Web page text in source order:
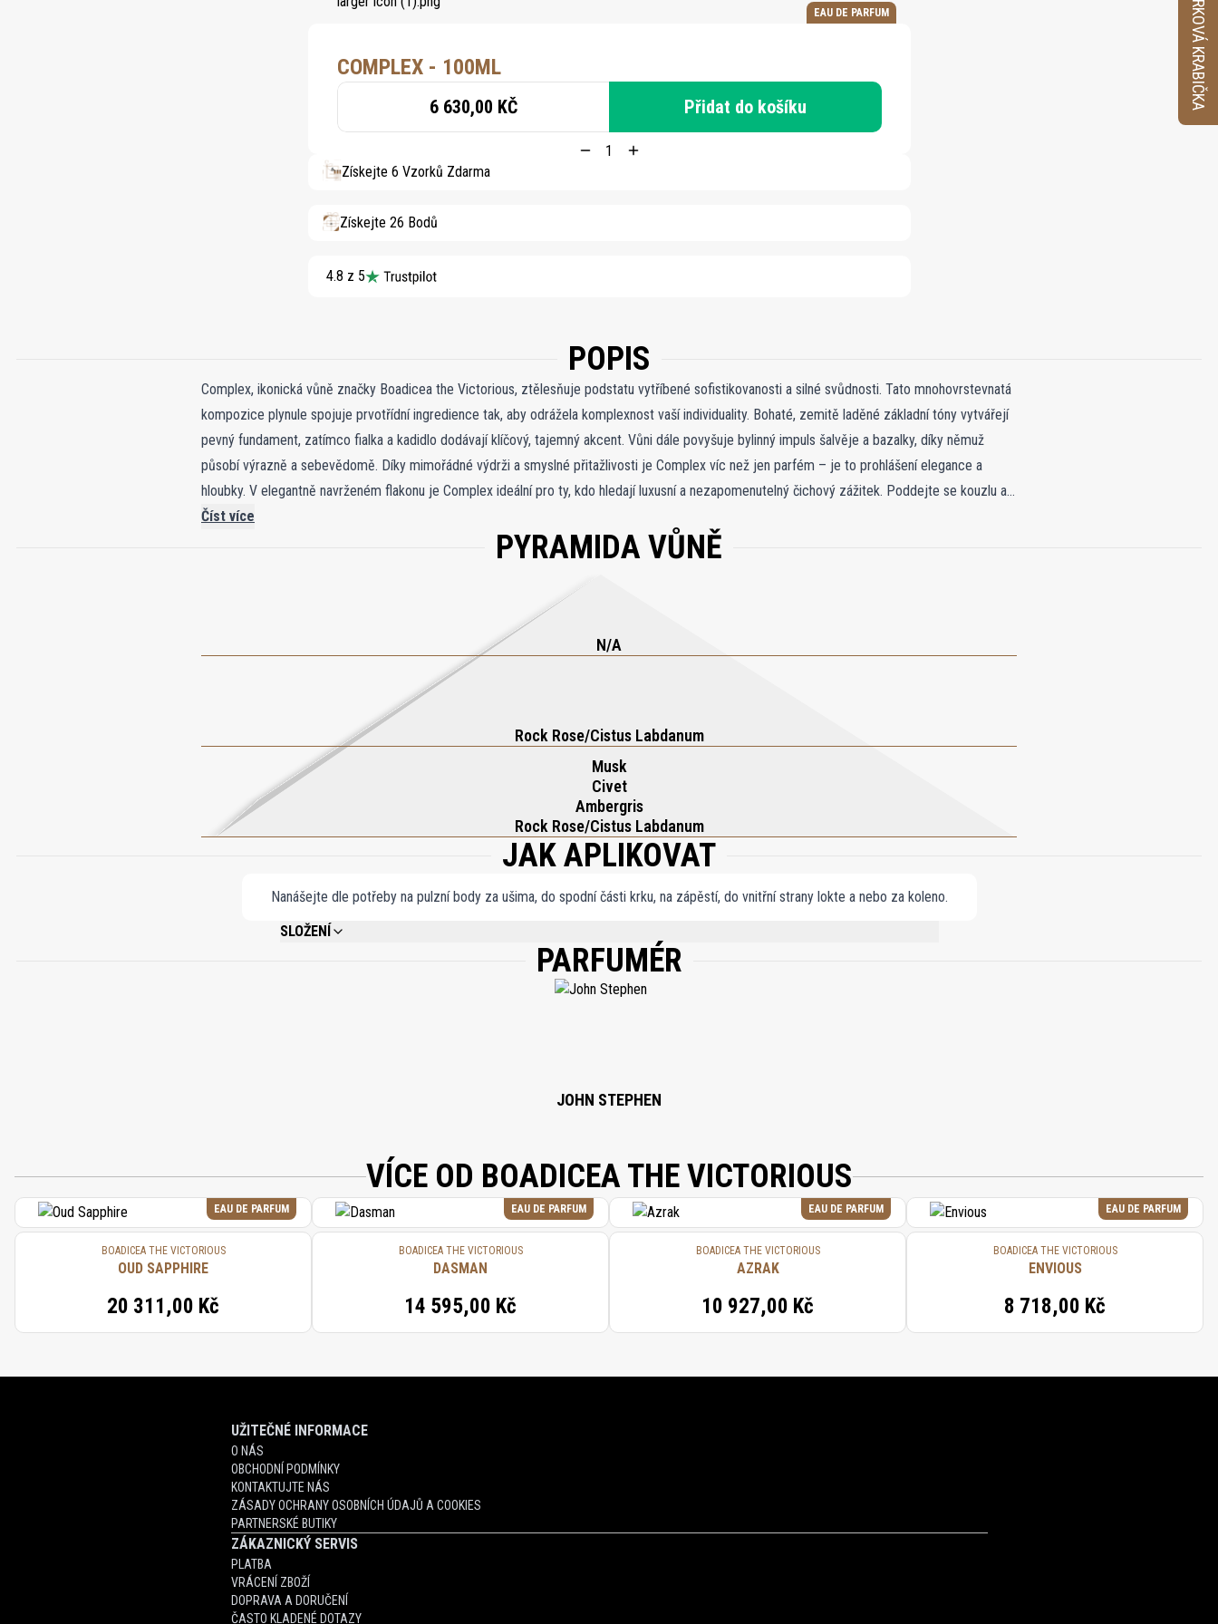
EAU DE PARFUM
COMPLEX - 100ML
6 630,00 KČ Přidat do košíku
Získejte 6 Vzorků Zdarma
Získejte 26 Bodů
4.8 z 5
POPIS
Complex, ikonická vůně značky Boadicea the Victorious, ztělesňuje podstatu vytříbené sofistikovanosti a silné svůdnosti. Tato mnohovrstevnatá
kompozice plynule spojuje prvotřídní ingredience tak, aby odrážela komplexnost vaší individuality. Bohaté, zemitě laděné základní tóny vytvářejí
pevný fundament, zatímco fialka a kadidlo dodávají klíčový, tajemný akcent. Vůni dále povyšuje bylinný impuls šalvěje a bazalky, díky němuž
působí výrazně a sebevědomě. Díky mimořádné výdrži a smyslné přitažlivosti je Complex víc než jen parfém – je to prohlášení elegance a
hloubky. V elegantně navrženém flakonu je Complex ideální pro ty, kdo hledají luxusní a nezapomenutelný čichový zážitek. Poddejte se kouzlu a
propracovanosti Complex: s každým stříknutím se odhalí nová vrstva sofistikovanosti.
Číst více
PYRAMIDA VŮNĚ
N/A
Rock Rose/Cistus Labdanum
Musk
Civet
Ambergris
Rock Rose/Cistus Labdanum
JAK APLIKOVAT
Nanášejte dle potřeby na pulzní body za ušima, do spodní části krku, na zápěstí, do vnitřní strany lokte a nebo za koleno.
SLOŽENÍ
ALCOHOL DENAT. (SD ALCOHOL 40-B), PARFUM (FRAGRANCE), AQUA (WATER), ALPHA-ISO-METHYL IONONE, LIMONENE, GERANIOL.
PARFUMÉR
JOHN STEPHEN
VÍCE OD BOADICEA THE VICTORIOUS
EAU DE PARFUM
BOADICEA THE VICTORIOUS
OUD SAPPHIRE
20 311,00 Kč
EAU DE PARFUM
BOADICEA THE VICTORIOUS
DASMAN
14 595,00 Kč
EAU DE PARFUM
BOADICEA THE VICTORIOUS
AZRAK
10 927,00 Kč
EAU DE PARFUM
BOADICEA THE VICTORIOUS
ENVIOUS
8 718,00 Kč
UŽITEČNÉ INFORMACE
O NÁS
OBCHODNÍ PODMÍNKY
KONTAKTUJTE NÁS
ZÁSADY OCHRANY OSOBNÍCH ÚDAJŮ A COOKIES
PARTNERSKÉ BUTIKY
ZÁKAZNICKÝ SERVIS
PLATBA
VRÁCENÍ ZBOŽÍ
DOPRAVA A DORUČENÍ
ČASTO KLADENÉ DOTAZY
VZORKOVÁ KRABIČKA